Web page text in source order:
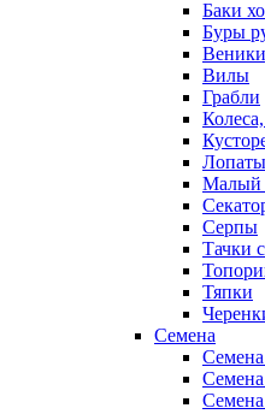
Баки
Буры
Вилы
Грабли
Лопаты
Малый
Серпы
Тачки
Тяпки
Семена
Семена